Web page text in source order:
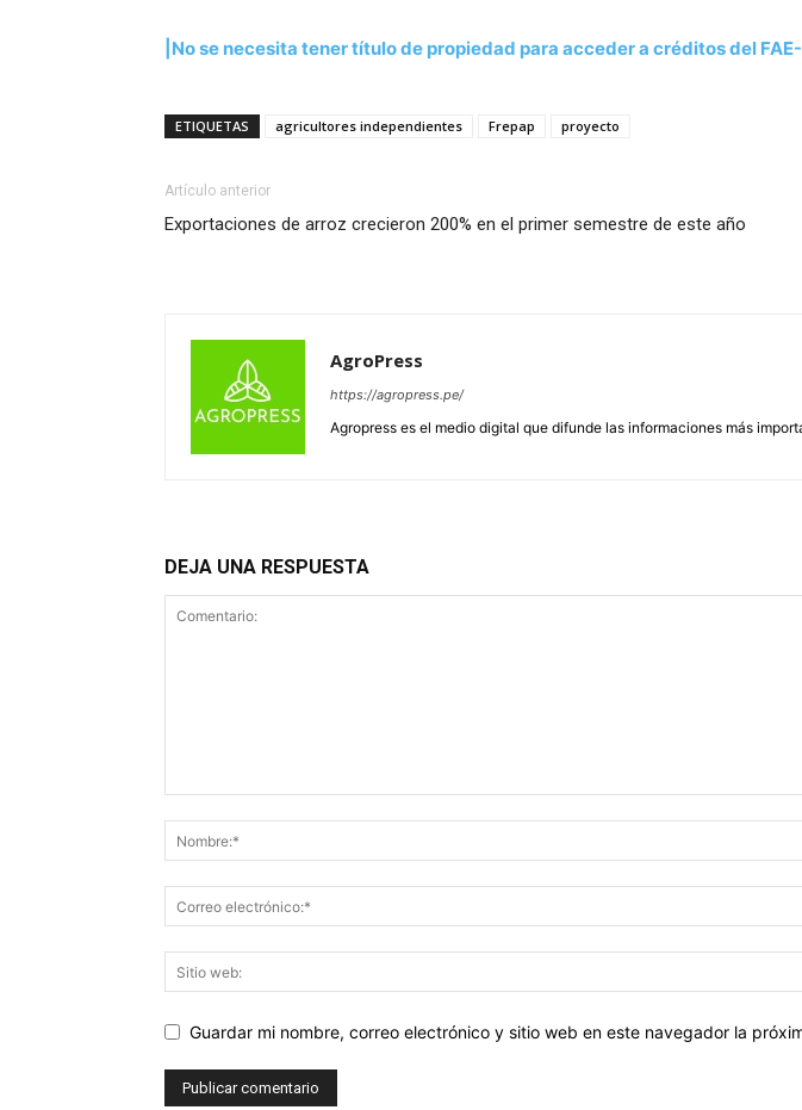
|No se necesita tener título de propiedad para acceder a créditos del
ETIQUETAS agricultores independientes Frepap proyecto
Artículo anterior
Exportaciones de arroz crecieron 200% en el primer semestre de este año
AgroPress
https://agropress.pe/
Agropress es el medio digital que difunde las informaciones más
DEJA UNA RESPUESTA
Guardar mi nombre, correo electrónico y sitio web en este navegador la